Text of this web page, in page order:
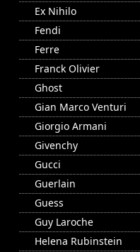
Ex Nihilo
Fendi
Ferre
Franck Olivier
Ghost
Gian Marco Venturi
Giorgio Armani
Givenchy
Gucci
Guerlain
Guess
Guy Laroche
Helena Rubinstein